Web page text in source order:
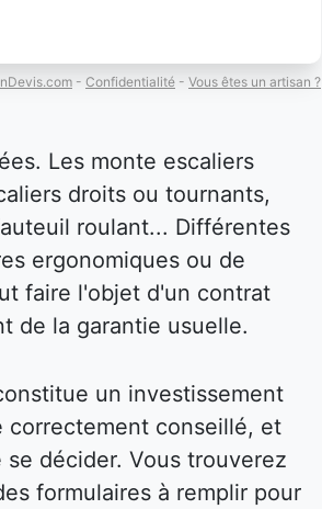
- Confidentialité - Vous êtes un artisan ?
Les monte escaliers
droits ou tournants,
roulant... Différentes
ergonomiques ou de
faire l'objet d'un contrat
de la garantie usuelle.
un investissement
conseillé, et
décider. Vous trouverez
formulaires à remplir pour